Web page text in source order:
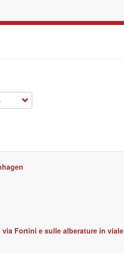
Fortini e sulle alberature in viale